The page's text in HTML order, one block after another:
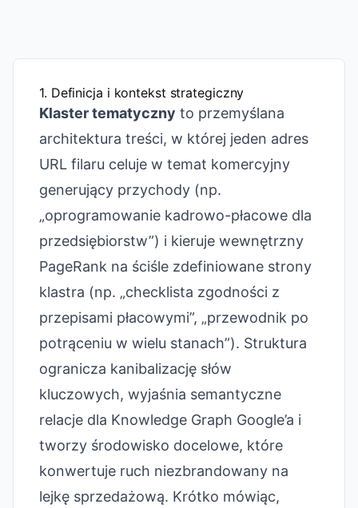
1. Definicja i kontekst strategiczny
Klaster tematyczny to przemyślana
architektura treści, w której jeden adres
URL filaru celuje w temat komercyjny
generujący przychody (np.
„oprogramowanie kadrowo-płacowe dla
przedsiębiorstw”) i kieruje wewnętrzny
PageRank na ściśle zdefiniowane strony
klastra (np. „checklista zgodności z
przepisami płacowymi”, „przewodnik po
potrąceniu w wielu stanach”). Struktura
ogranicza kanibalizację słów
kluczowych, wyjaśnia semantyczne
relacje dla Knowledge Graph Google’a i
tworzy środowisko docelowe, które
konwertuje ruch niezbrandowany na
lejkę sprzedażową. Krótko mówiąc,